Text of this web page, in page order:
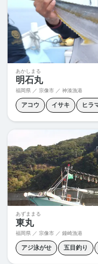
あかしまる
明石丸
福岡県 ／ 宗像市 ／ 神湊漁港
アコウ イサキ ヒラ
夜焚きイカ 天秤五目釣
あずままる
東丸
福岡県 ／ 宗像市 ／ 鐘崎漁港
アジ泳がせ 五目釣り